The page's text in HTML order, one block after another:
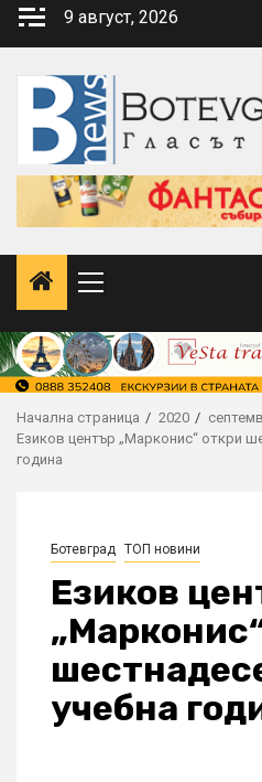
Skip
9 август, 2026
Primary
Начална страница 2020
Езиков център „Марконис“ откри
година
Ботевград ТОП новини
Езиков
учебна